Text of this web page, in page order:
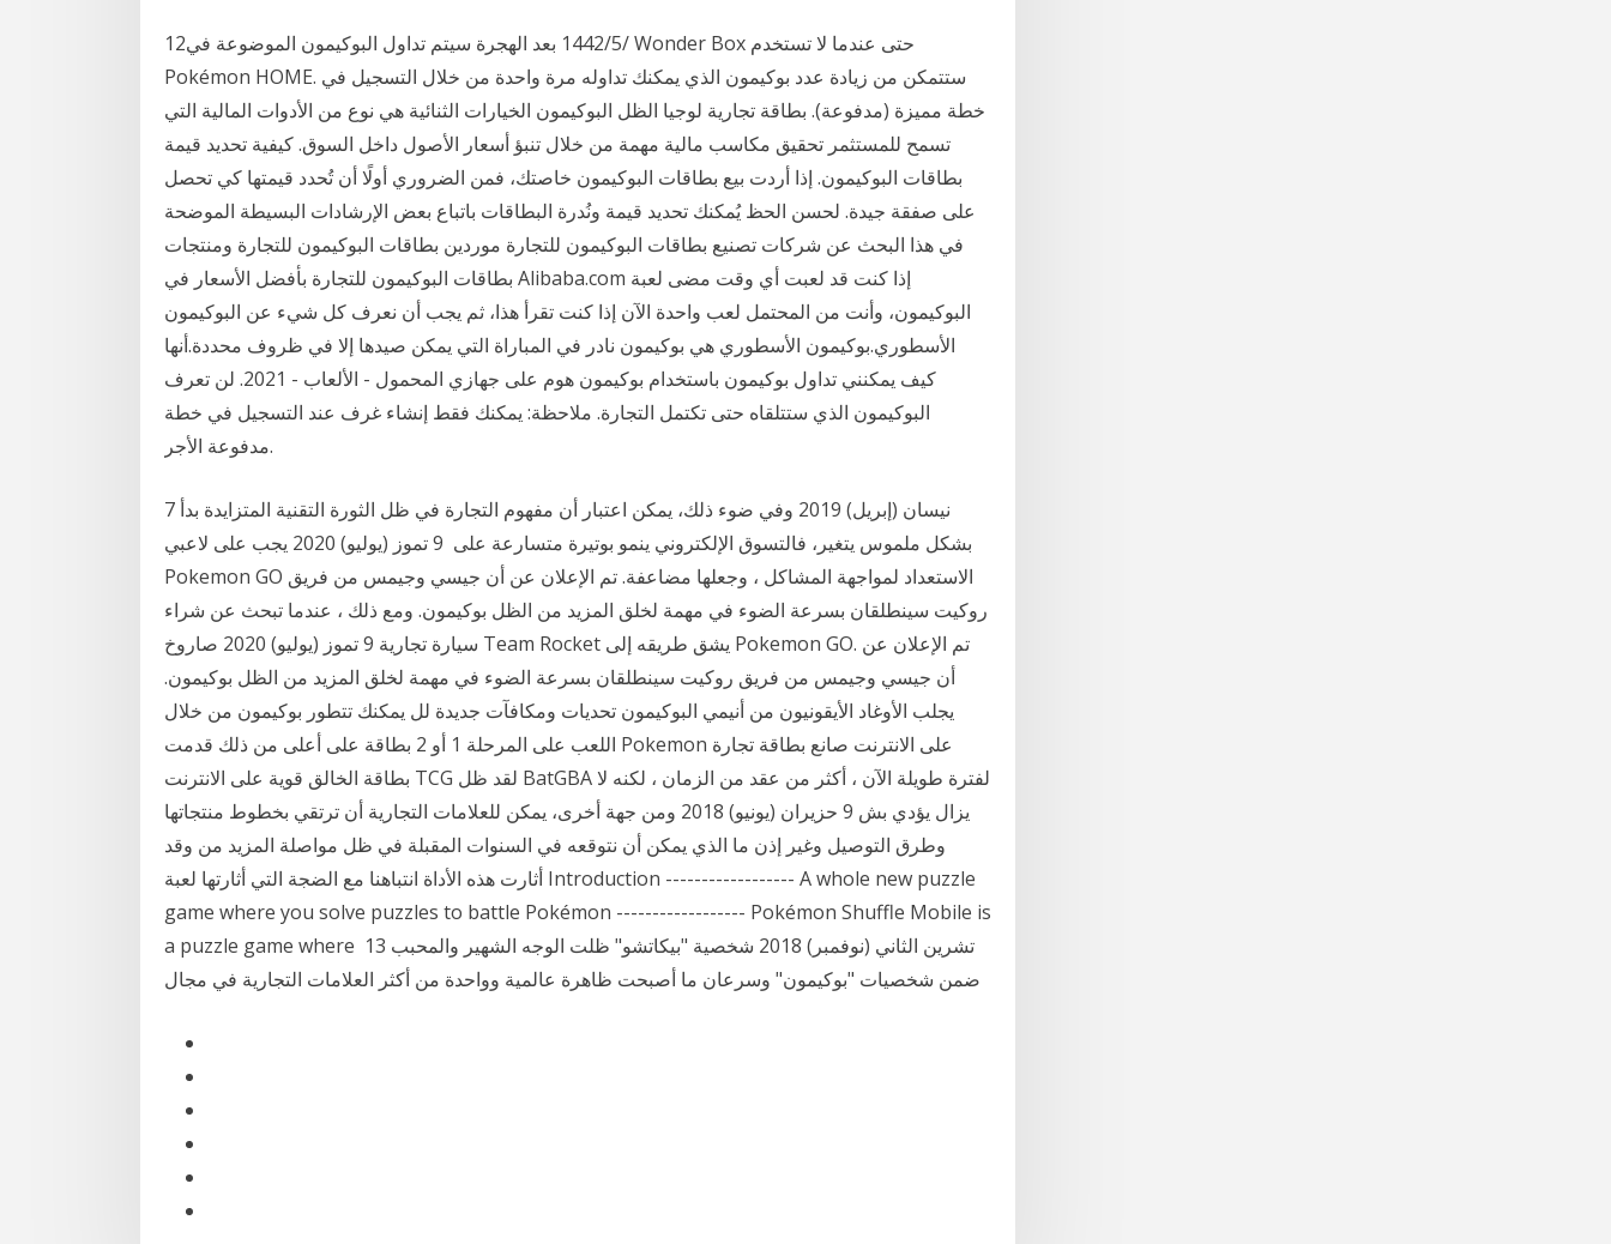
12‏‏/5‏‏/1442 بعد الهجرة سيتم تداول البوكيمون الموضوعة في Wonder Box حتى عندما لا تستخدم
Pokémon HOME. ستتمكن من زيادة عدد بوكيمون الذي يمكنك تداوله مرة واحدة من خلال التسجيل في
خطة مميزة (مدفوعة). بطاقة تجارية لوجيا الظل البوكيمون الخيارات الثنائية هي نوع من الأدوات المالية التي
تسمح للمستثمر تحقيق مكاسب مالية مهمة من خلال تنبؤ أسعار الأصول داخل السوق. كيفية تحديد قيمة
بطاقات البوكيمون. إذا أردت بيع بطاقات البوكيمون خاصتك، فمن الضروري أولًا أن تُحدد قيمتها كي تحصل
على صفقة جيدة. لحسن الحظ يُمكنك تحديد قيمة ونُدرة البطاقات باتباع بعض الإرشادات البسيطة الموضحة
في هذا البحث عن شركات تصنيع بطاقات البوكيمون للتجارة موردين بطاقات البوكيمون للتجارة ومنتجات
بطاقات البوكيمون للتجارة بأفضل الأسعار في Alibaba.com إذا كنت قد لعبت أي وقت مضى لعبة
البوكيمون، وأنت من المحتمل لعب واحدة الآن إذا كنت تقرأ هذا، ثم يجب أن نعرف كل شيء عن البوكيمون
الأسطوري.بوكيمون الأسطوري هي بوكيمون نادر في المباراة التي يمكن صيدها إلا في ظروف محددة.أنها
كيف يمكنني تداول بوكيمون باستخدام بوكيمون هوم على جهازي المحمول - الألعاب - 2021. لن تعرف
البوكيمون الذي ستتلقاه حتى تكتمل التجارة. ملاحظة: يمكنك فقط إنشاء غرف عند التسجيل في خطة
مدفوعة الأجر.
7 نيسان (إبريل) 2019 وفي ضوء ذلك، يمكن اعتبار أن مفهوم التجارة في ظل الثورة التقنية المتزايدة بدأ
بشكل ملموس يتغير، فالتسوق الإلكتروني ينمو بوتيرة متسارعة على 9 تموز (يوليو) 2020 يجب على لاعبي
Pokemon GO الاستعداد لمواجهة المشاكل ، وجعلها مضاعفة. تم الإعلان عن أن جيسي وجيمس من فريق
روكيت سينطلقان بسرعة الضوء في مهمة لخلق المزيد من الظل بوكيمون. ومع ذلك ، عندما تبحث عن شراء
سيارة تجارية 9 تموز (يوليو) 2020 صاروخ Team Rocket يشق طريقه إلى Pokemon GO. تم الإعلان عن
أن جيسي وجيمس من فريق روكيت سينطلقان بسرعة الضوء في مهمة لخلق المزيد من الظل بوكيمون.
يجلب الأوغاد الأيقونيون من أنيمي البوكيمون تحديات ومكافآت جديدة لل يمكنك تتطور بوكيمون من خلال
اللعب على المرحلة 1 أو 2 بطاقة على أعلى من ذلك قدمت Pokemon على الانترنت صانع بطاقة تجارة
بطاقة الخالق قوية على الانترنت TCG لقد ظل BatGBA لفترة طويلة الآن ، أكثر من عقد من الزمان ، لكنه لا
يزال يؤدي بش 9 حزيران (يونيو) 2018 ومن جهة أخرى، يمكن للعلامات التجارية أن ترتقي بخطوط منتجاتها
وطرق التوصيل وغير إذن ما الذي يمكن أن نتوقعه في السنوات المقبلة في ظل مواصلة المزيد من وقد
أثارت هذه الأداة انتباهنا مع الضجة التي أثارتها لعبة Introduction ------------------ A whole new puzzle
game where you solve puzzles to battle Pokémon ------------------ Pokémon Shuffle Mobile is
a puzzle game where 13 تشرين الثاني (نوفمبر) 2018 شخصية "بيكاتشو" ظلت الوجه الشهير والمحبب